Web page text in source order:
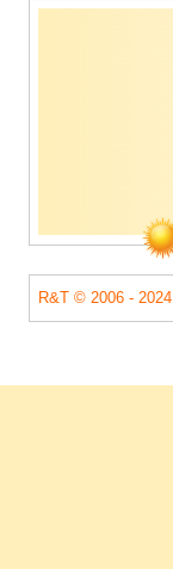
R&T © 2006 -